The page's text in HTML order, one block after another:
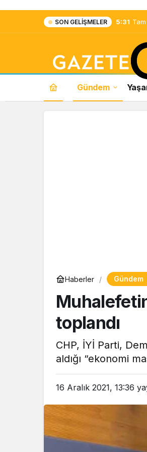
SON GELIŞMELER 5:31
Gündem
Haberler Gündem
toplandı
CHP, İYİ Parti,
aldığı “ekonomi
16 Aralık 2021, 13:36